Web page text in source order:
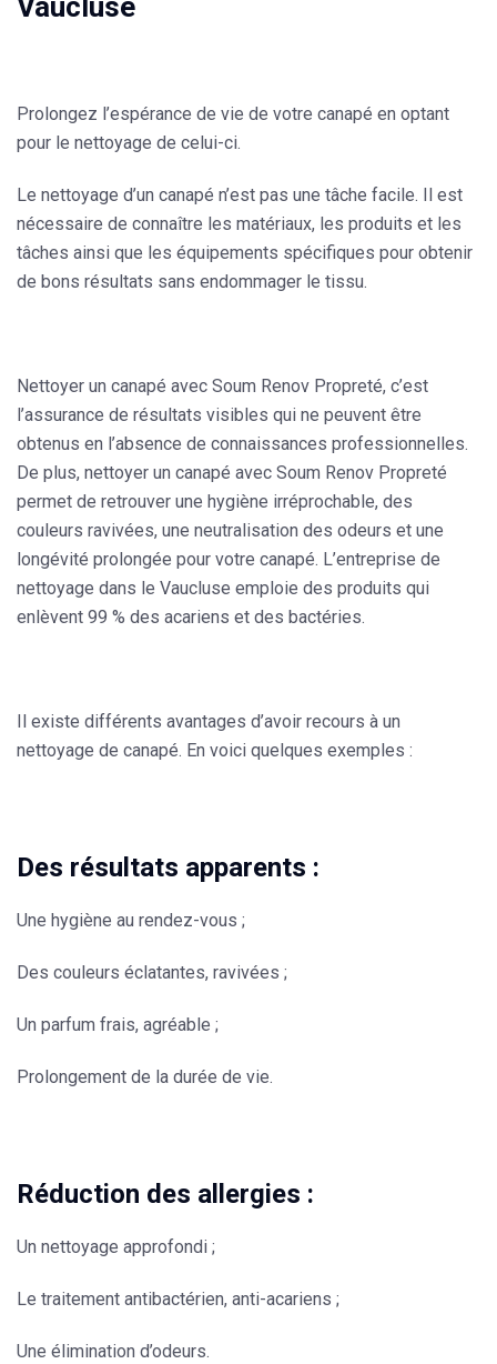
Vaucluse
Prolongez l’espérance de vie de votre canapé en optant
pour le nettoyage de celui-ci.
Le nettoyage d’un canapé n’est pas une tâche facile. Il est
nécessaire de connaître les matériaux, les produits et les
tâches ainsi que les équipements spécifiques pour obtenir
de bons résultats sans endommager le tissu.
Nettoyer un canapé avec Soum Renov Propreté, c’est
l’assurance de résultats visibles qui ne peuvent être
obtenus en l’absence de connaissances professionnelles.
De plus, nettoyer un canapé avec Soum Renov Propreté
permet de retrouver une hygiène irréprochable, des
couleurs ravivées, une neutralisation des odeurs et une
longévité prolongée pour votre canapé. L’entreprise de
nettoyage dans le Vaucluse emploie des produits qui
enlèvent 99 % des acariens et des bactéries.
Il existe différents avantages d’avoir recours à un
nettoyage de canapé. En voici quelques exemples :
Des résultats apparents :
Une hygiène au rendez-vous ;
Des couleurs éclatantes, ravivées ;
Un parfum frais, agréable ;
Prolongement de la durée de vie.
Réduction des allergies :
Un nettoyage approfondi ;
Le traitement antibactérien, anti-acariens ;
Une élimination d’odeurs.